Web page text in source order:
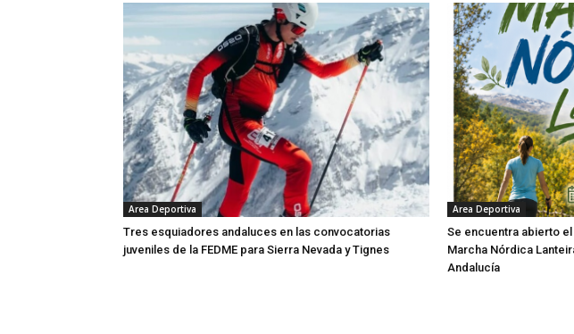
Area Deportiva
Tres esquiadores andaluces en las convocatorias
juveniles de la FEDME para Sierra Nevada y Tignes
Area Deportiva
Se encuentra abierto
Marcha Nórdica
Andalucía